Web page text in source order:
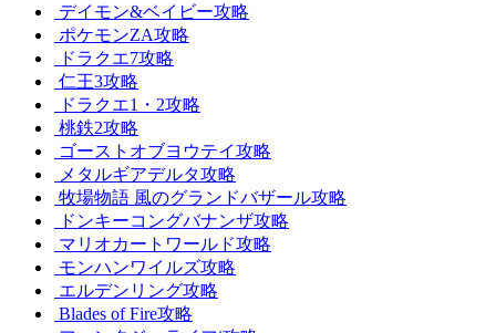
デイモン&ベイビー攻略
ポケモンZA攻略
ドラクエ7攻略
仁王3攻略
ドラクエ1・2攻略
桃鉄2攻略
ゴーストオブヨウテイ攻略
メタルギアデルタ攻略
牧場物語 風のグランドバザール攻略
ドンキーコングバナンザ攻略
マリオカートワールド攻略
モンハンワイルズ攻略
エルデンリング攻略
Blades of Fire攻略